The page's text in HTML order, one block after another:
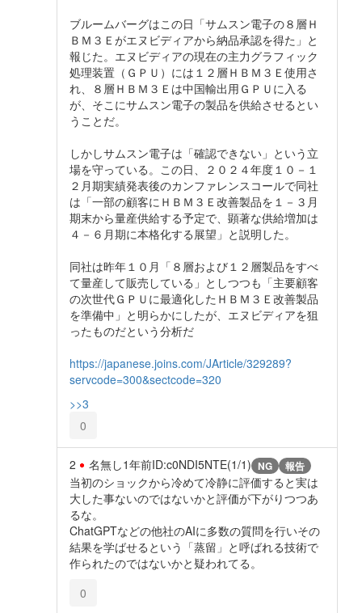
ブルームバーグはこの日「サムスン電子の８層Ｈ
ＢＭ３Ｅがエヌビディアから納品承認を得た」と
報じた。エヌビディアの現在の主力グラフィック
処理装置（ＧＰＵ）には１２層ＨＢＭ３Ｅ使用さ
れ、８層ＨＢＭ３Ｅは中国輸出用ＧＰＵに入る
が、そこにサムスン電子の製品を供給させるとい
うことだ。
しかしサムスン電子は「確認できない」という立
場を守っている。この日、２０２４年度１０－１
２月期実績発表後のカンファレンスコールで同社
は「一部の顧客にＨＢＭ３Ｅ改善製品を１－３月
期末から量産供給する予定で、顕著な供給増加は
４－６月期に本格化する展望」と説明した。
同社は昨年１０月「８層および１２層製品をすべ
て量産して販売している」としつつも「主要顧客
の次世代ＧＰＵに最適化したＨＢＭ３Ｅ改善製品
を準備中」と明らかにしたが、エヌビディアを狙
ったものだという分析だ
https://japanese.joins.com/JArticle/329289?
servcode=300&sectcode=320
>>3
0
2 名無し1年前ID:c0NDI5NTE(1/1) NG 報告
当初のショックから冷めて冷静に評価すると実は
大した事ないのではないかと評価が下がりつつあ
るな。
ChatGPTなどの他社のAIに多数の質問を行いその
結果を学ばせるという「蒸留」と呼ばれる技術で
作られたのではないかと疑われてる。
0